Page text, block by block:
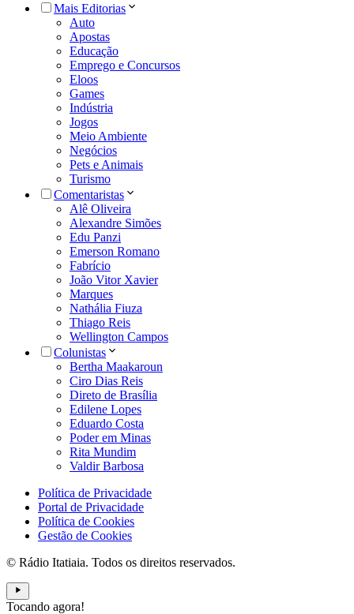
Mais Editorias
Auto
Apostas
Educação
Emprego e Concursos
Eloos
Games
Indústria
Jogos
Meio Ambiente
Negócios
Pets e Animais
Turismo
Comentaristas
Alê Oliveira
Alexandre Simões
Edu Panzi
Emerson Romano
Fabrício
João Vitor Xavier
Marques
Nathália Fiuza
Thiago Reis
Wellington Campos
Colunistas
Bertha Maakaroun
Ciro Dias Reis
Direto de Brasília
Edilene Lopes
Eduardo Costa
Poder em Minas
Rita Mundim
Valdir Barbosa
Política de Privacidade
Portal de Privacidade
Política de Cookies
Gestão de Cookies
© Rádio Itatiaia. Todos os direitos reservados.
Tocando agora!